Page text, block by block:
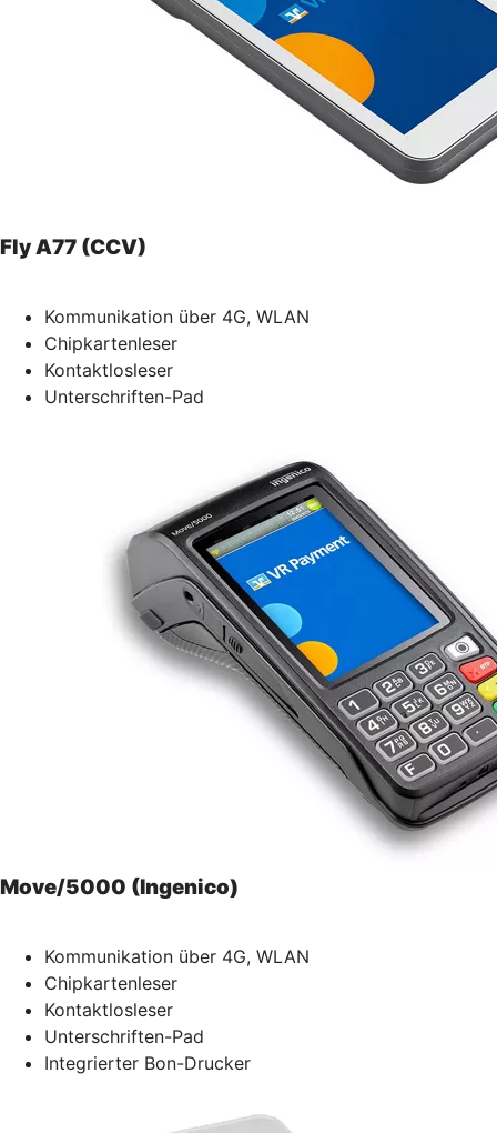
Fly A77 (CCV)
Kommunikation über 4G, WLAN
Chipkartenleser
Kontaktlosleser
Unterschriften-Pad
Move/5000 (Ingenico)
Kommunikation über 4G, WLAN
Chipkartenleser
Kontaktlosleser
Unterschriften-Pad
Integrierter Bon-Drucker